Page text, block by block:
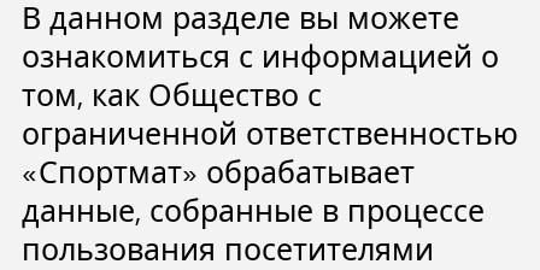
В данном разделе вы можете
ознакомиться с информацией о
том, как Общество с
ограниченной ответственностью
«Спортмат» обрабатывает
данные, собранные в процессе
пользования посетителями